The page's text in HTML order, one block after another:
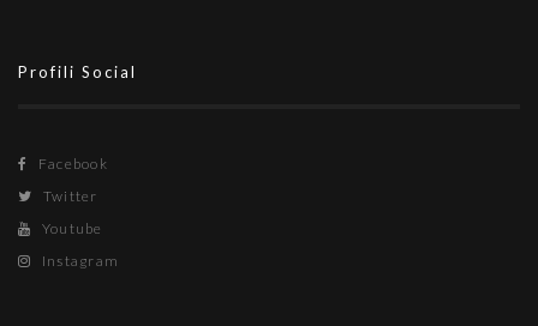
Profili Social
Facebook
Twitter
Youtube
Instagram